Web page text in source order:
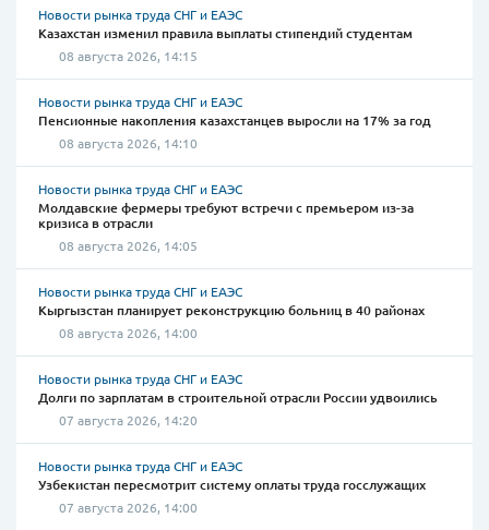
Новости рынка труда СНГ и ЕАЭС
Казахстан изменил правила выплаты стипендий студентам
08 августа 2026, 14:15
Новости рынка труда СНГ и ЕАЭС
Пенсионные накопления казахстанцев выросли на 17% за год
08 августа 2026, 14:10
Новости рынка труда СНГ и ЕАЭС
Молдавские фермеры требуют встречи с премьером из-за
кризиса в отрасли
08 августа 2026, 14:05
Новости рынка труда СНГ и ЕАЭС
Кыргызстан планирует реконструкцию больниц в 40 районах
08 августа 2026, 14:00
Новости рынка труда СНГ и ЕАЭС
Долги по зарплатам в строительной отрасли России удвоились
07 августа 2026, 14:20
Новости рынка труда СНГ и ЕАЭС
Узбекистан пересмотрит систему оплаты труда госслужащих
07 августа 2026, 14:00